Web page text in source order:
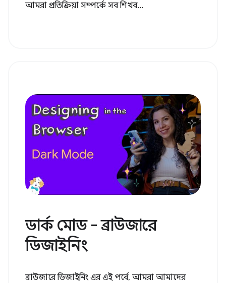
আমরা প্রতিক্রিয়া সম্পর্কে সব শিখব...
ডার্ক মোড - ব্রাউজারে
ডিজাইনিং
ব্রাউজারে ডিজাইনিং এর এই পর্বে, আমরা আমাদের